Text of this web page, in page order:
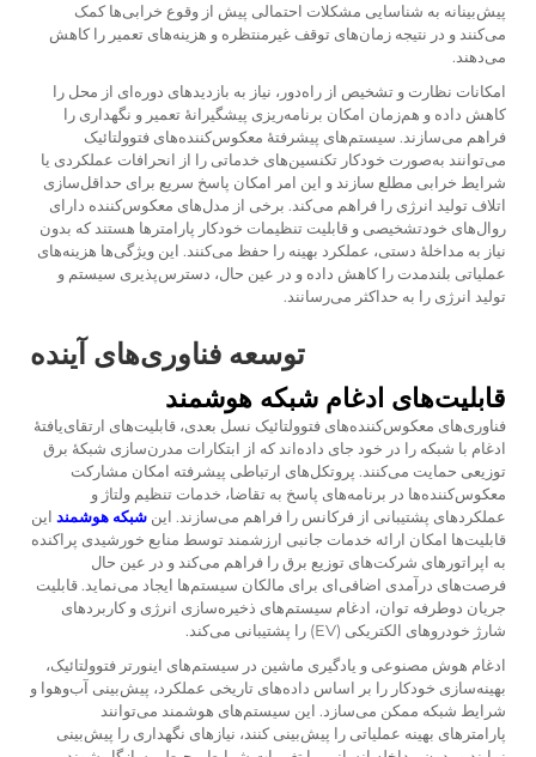
پیش‌بینانه به شناسایی مشکلات احتمالی پیش از وقوع خرابی‌ها کمک
می‌کنند و در نتیجه زمان‌های توقف غیرمنتظره و هزینه‌های تعمیر را کاهش
می‌دهند.
امکانات نظارت و تشخیص از راه‌دور، نیاز به بازدیدهای دوره‌ای از محل را
کاهش داده و هم‌زمان امکان برنامه‌ریزی پیشگیرانهٔ تعمیر و نگهداری را
فراهم می‌سازند. سیستم‌های پیشرفتهٔ معکوس‌کننده‌های فتوولتائیک
می‌توانند به‌صورت خودکار تکنسین‌های خدماتی را از انحرافات عملکردی یا
شرایط خرابی مطلع سازند و این امر امکان پاسخ سریع برای حداقل‌سازی
اتلاف تولید انرژی را فراهم می‌کند. برخی از مدل‌های معکوس‌کننده دارای
روال‌های خودتشخیصی و قابلیت تنظیمات خودکار پارامترها هستند که بدون
نیاز به مداخلهٔ دستی، عملکرد بهینه را حفظ می‌کنند. این ویژگی‌ها هزینه‌های
عملیاتی بلندمدت را کاهش داده و در عین حال، دسترس‌پذیری سیستم و
تولید انرژی را به حداکثر می‌رسانند.
توسعه فناوری‌های آینده
قابلیت‌های ادغام شبکه هوشمند
فناوری‌های معکوس‌کننده‌های فتوولتائیک نسل بعدی، قابلیت‌های ارتقای‌یافتهٔ
ادغام با شبکه را در خود جای داده‌اند که از ابتکارات مدرن‌سازی شبکهٔ برق
توزیعی حمایت می‌کنند. پروتکل‌های ارتباطی پیشرفته امکان مشارکت
معکوس‌کننده‌ها در برنامه‌های پاسخ به تقاضا، خدمات تنظیم ولتاژ و
عملکردهای پشتیبانی از فرکانس را فراهم می‌سازند. این شبکه هوشمند این
قابلیت‌ها امکان ارائه خدمات جانبی ارزشمند توسط منابع خورشیدی پراکنده
به اپراتورهای شرکت‌های توزیع برق را فراهم می‌کند و در عین حال
فرصت‌های درآمدی اضافی‌ای برای مالکان سیستم‌ها ایجاد می‌نماید. قابلیت
جریان دوطرفه توان، ادغام سیستم‌های ذخیره‌سازی انرژی و کاربردهای
شارژ خودروهای الکتریکی (EV) را پشتیبانی می‌کند.
ادغام هوش مصنوعی و یادگیری ماشین در سیستم‌های اینورتر فتوولتائیک،
بهینه‌سازی خودکار را بر اساس داده‌های تاریخی عملکرد، پیش‌بینی آب‌وهوا و
شرایط شبکه ممکن می‌سازد. این سیستم‌های هوشمند می‌توانند
پارامترهای بهینه عملیاتی را پیش‌بینی کنند، نیازهای نگهداری را پیش‌بینی